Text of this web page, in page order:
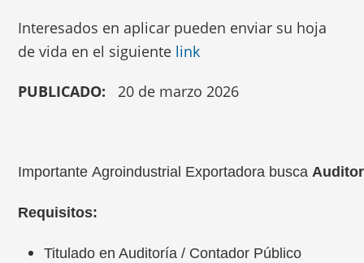
Interesados en aplicar pueden enviar su hoja
de vida en el siguiente link
PUBLICADO: 20 de marzo 2026
Importante Agroindustrial Exportadora busca
Requisitos:
Titulado en Auditoría / Contador Público